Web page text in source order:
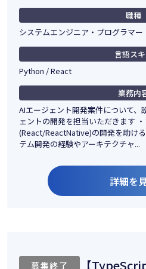
職種
システムエンジニア・プログラマー
言語ス
Python / React
業務内
AIエージェント開発案件について、
ェントの開発を担当いただきます
(React/ReactNative)の開発を助け
テム開発の経験やアーキテクチャ...
詳細を
募集終了 【